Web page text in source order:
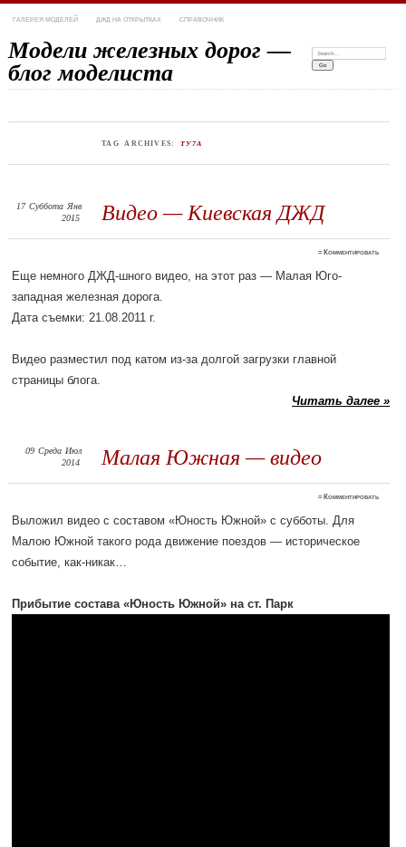
ГАЛЕРЕЯ МОДЕЛЕЙ ДЖД НА ОТКРЫТКАХ СПРАВОЧНИК
Модели железных дорог —
блог моделиста
Search:
TAG ARCHIVES: ТУ7А
Видео — Киевская ДЖД
17 Суббота Янв
2015
≈ Комментировать
Еще немного ДЖД-шного видео, на этот раз — Малая Юго-
западная железная дорога.
Дата съемки: 21.08.2011 г.
Видео разместил под катом из-за долгой загрузки главной
страницы блога.
Читать далее »
Малая Южная — видео
09 Среда Июл
2014
≈ Комментировать
Выложил видео с составом «Юность Южной» с субботы. Для
Малою Южной такого рода движение поездов — историческое
событие, как-никак…
Прибытие состава «Юность Южной» на ст. Парк